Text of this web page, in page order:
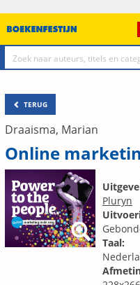
TERUG
Draaisma, Marian
Online
Pluryn
Taal: